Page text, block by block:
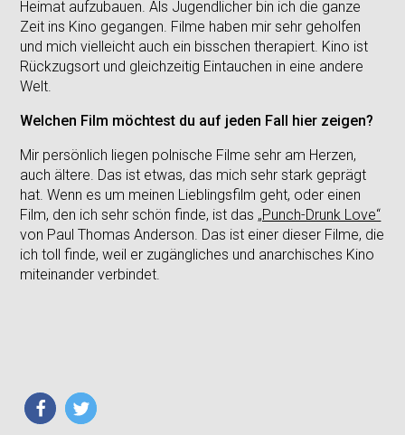
Heimat aufzubauen. Als Jugendlicher bin ich die ganze
Zeit ins Kino gegangen. Filme haben mir sehr geholfen
und mich vielleicht auch ein bisschen therapiert. Kino ist
Rückzugsort und gleichzeitig Eintauchen in eine andere
Welt.
Welchen Film möchtest du auf jeden Fall hier zeigen?
Mir persönlich liegen polnische Filme sehr am Herzen,
auch ältere. Das ist etwas, das mich sehr stark geprägt
hat. Wenn es um meinen Lieblingsfilm geht, oder einen
Film, den ich sehr schön finde, ist das „Punch-Drunk Love“
von Paul Thomas Anderson. Das ist einer dieser Filme, die
ich toll finde, weil er zugängliches und anarchisches Kino
miteinander verbindet.